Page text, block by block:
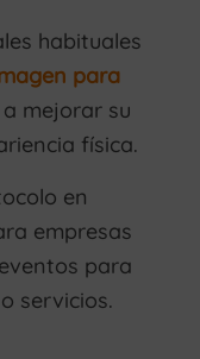
habituales
para
mejorar su
física.
en
empresas
para
servicios.